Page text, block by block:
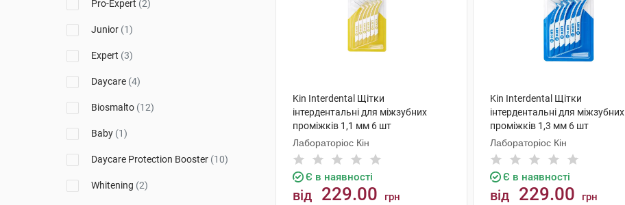
Pro-Expert (2)
Junior (1)
Expert (3)
Daycare (4)
Biosmalto (12)
Baby (1)
Daycare Protection Booster (10)
Whitening (2)
Kin Interdental Щітки
інтердентальні для міжзубних
проміжків 1,1 мм 6 шт
Лабораторіос Кін
Є в наявності
від 229.00 грн
Kin Interdental Щітки
інтердентальні для міжзубних
проміжків 1,3 мм 6 шт
Лабораторіос Кін
Є в наявності
від 229.00 грн